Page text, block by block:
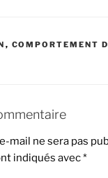
, COMPORTEMENT
mail ne sera pas
indiqués avec*